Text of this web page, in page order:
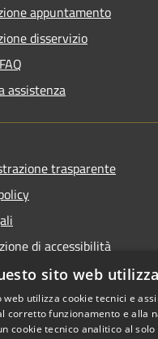
appuntamento
disservizio
assistenza
trasparente
di accessibilità
sito web
web utilizza cookie tecnici e
corretto funzionamento e alla
cookie tecnico analitico al